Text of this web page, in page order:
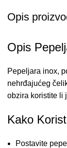
Opis
Opis
Pepeljara inox,
nehrđajućeg
obzira koristite li
Kako
Postavite